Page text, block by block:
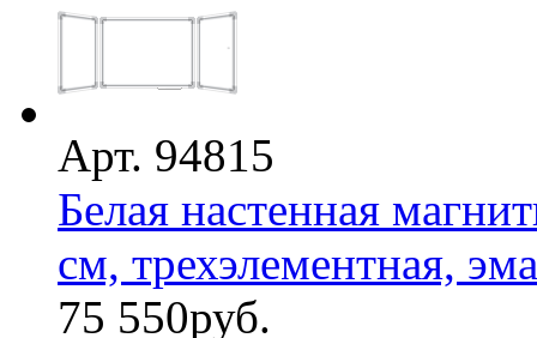
Арт. 94815
Белая настенная
см, трехэлементная,
75 550руб.